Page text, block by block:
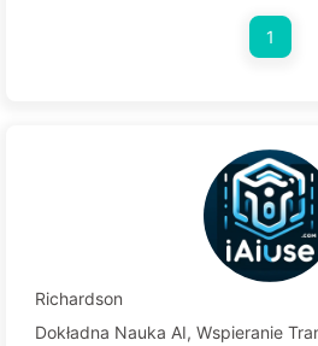
ucz się AI040
1
Richardson
Dokładna Nauka AI, Wspieranie